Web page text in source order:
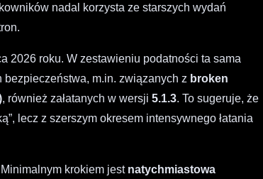
nadal korzysta ze starszych wydań
2026 roku. W zestawieniu podatności ta sama
m.in. związanych z broken
, również załatanych w wersji5.1.3. To sugeruje, że
lecz z szerszym okresem intensywnego łatania
krokiem jest natychmiastowa